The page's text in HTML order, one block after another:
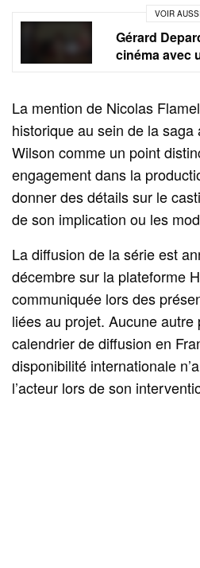
VOIR AUSSI
Gérard
cinéma avec
La mention de Nicolas
historique au sein de la
Wilson comme un point
engagement dans la
donner des détails sur le
de son implication ou les
La diffusion de la série est
décembre sur la plateforme
communiquée lors des
liées au projet. Aucune autre
calendrier de diffusion en
disponibilité internationale
l’acteur lors de son